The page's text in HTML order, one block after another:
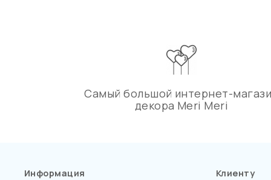
Самый большой интернет-
декора Meri Meri
Информация
Клиенту